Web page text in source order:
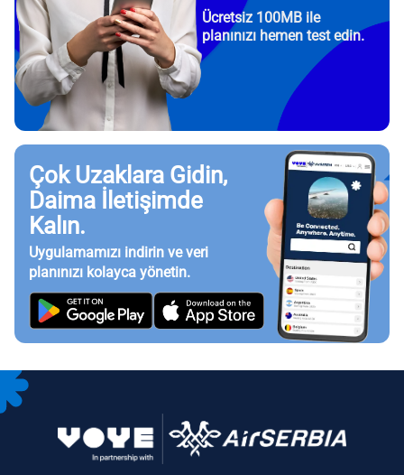
Ücretsiz 100MB ile
planınızı hemen test edin.
Çok Uzaklara Gidin,
Daima İletişimde
Kalın.
Uygulamamızı indirin ve veri
planınızı kolayca yönetin.